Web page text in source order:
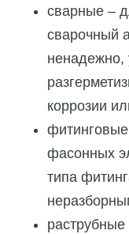
сварные –
сварочный
ненадежно,
коррозии
фасонных
типа